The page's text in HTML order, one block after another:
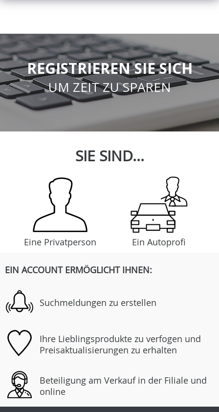
REGISTRIEREN SIE SICH
UM ZEIT ZU SPAREN
SIE SIND...
Eine Privatperson Ein Autoprofi
EIN ACCOUNT ERMÖGLICHT IHNEN:
Suchmeldungen zu erstellen
Ihre Lieblingsprodukte zu verfogen und
Preisaktualisierungen zu erhalten
Beteiligung am Verkauf in der Filiale und
online